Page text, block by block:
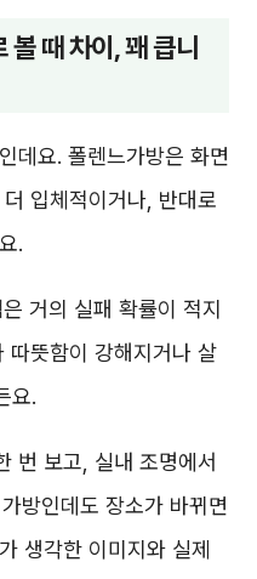
때 차이, 꽤 큽니
데요. 폴렌느가방은 화면
입체적이거나, 반대로
.
거의 실패 확률이 적지
따뜻함이 강해지거나 살
요.
번 보고, 실내 조명에서
방인데도 장소가 바뀌면
생각한 이미지와 실제